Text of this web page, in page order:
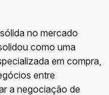
no mercado
como uma
em compra,
entre
a negociação de